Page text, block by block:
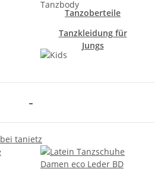
Tanzoberteile
Tanzkleidung für
Jungs
-